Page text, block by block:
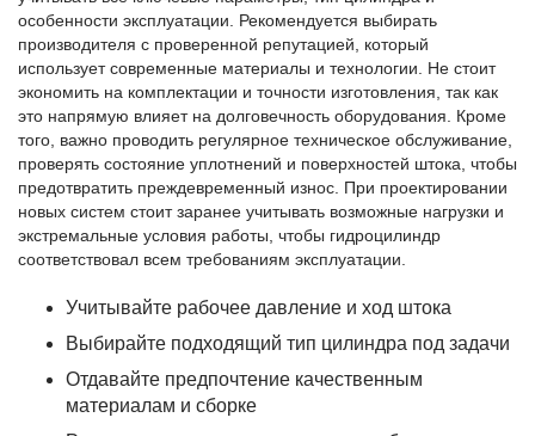
особенности эксплуатации. Рекомендуется выбирать
производителя с проверенной репутацией, который
использует современные материалы и технологии. Не стоит
экономить на комплектации и точности изготовления, так как
это напрямую влияет на долговечность оборудования. Кроме
того, важно проводить регулярное техническое обслуживание,
проверять состояние уплотнений и поверхностей штока, чтобы
предотвратить преждевременный износ. При проектировании
новых систем стоит заранее учитывать возможные нагрузки и
экстремальные условия работы, чтобы гидроцилиндр
соответствовал всем требованиям эксплуатации.
Учитывайте рабочее давление и ход штока
Выбирайте подходящий тип цилиндра под задачи
Отдавайте предпочтение качественным
материалам и сборке